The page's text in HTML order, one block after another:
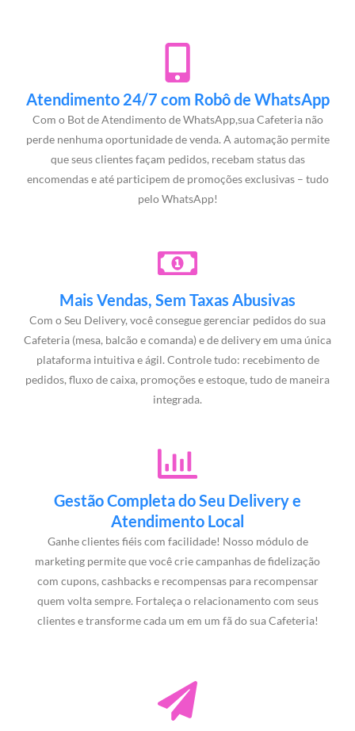
Atendimento 24/7 com Robô de WhatsApp
Com o Bot de Atendimento de WhatsApp,sua Cafeteria não
perde nenhuma oportunidade de venda. A automação permite
que seus clientes façam pedidos, recebam status das
encomendas e até participem de promoções exclusivas – tudo
pelo WhatsApp!
Mais Vendas, Sem Taxas Abusivas
Com o Seu Delivery, você consegue gerenciar pedidos do sua
Cafeteria (mesa, balcão e comanda) e de delivery em uma única
plataforma intuitiva e ágil. Controle tudo: recebimento de
pedidos, fluxo de caixa, promoções e estoque, tudo de maneira
integrada.
Gestão Completa do Seu Delivery e
Atendimento Local
Ganhe clientes fiéis com facilidade! Nosso módulo de
marketing permite que você crie campanhas de fidelização
com cupons, cashbacks e recompensas para recompensar
quem volta sempre. Fortaleça o relacionamento com seus
clientes e transforme cada um em um fã do sua Cafeteria!